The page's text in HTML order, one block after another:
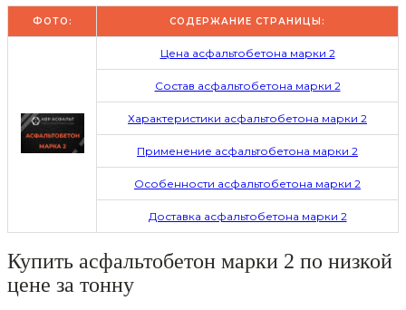
ФОТО: СОДЕРЖАНИЕ СТРАНИЦЫ:
Цена асфальтобетона марки 2
Состав асфальтобетона марки 2
Характеристики асфальтобетона марки 2
Применение асфальтобетона марки 2
Особенности асфальтобетона марки 2
Доставка асфальтобетона марки 2
Купить асфальтобетон марки 2 по низкой
цене за тонну